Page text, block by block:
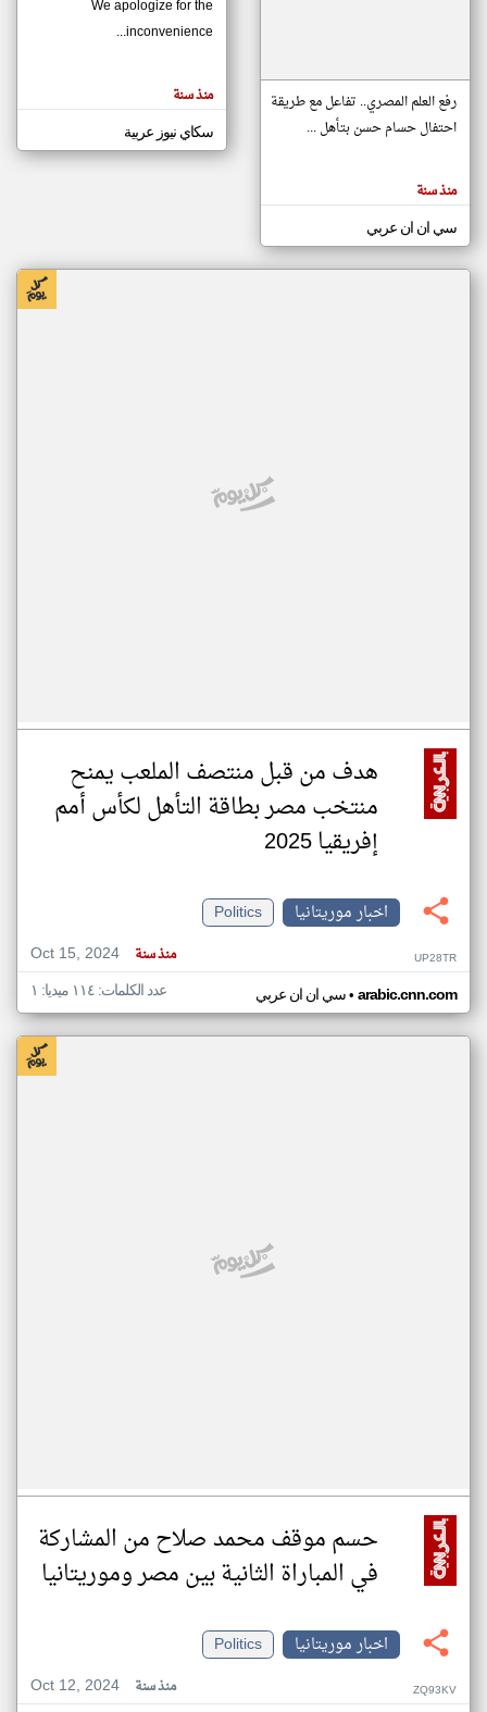
مصادر الأخبار من موريتانيا
اخبار موريتانيا على مدار الساعة
أهم اخبار موريتانيا العاجلة والمباشرة
المقالات
الموجوده
هنا عن
رفع العلم المصري.. تفاعل مع طريقة
احتفال حسام حسن بتأهل ...
منذ سنة
سي ان ان عربي
We apologize for the
inconvenience...
منذ سنة
سكاي نيوز عربية
هدف من قبل منتصف الملعب يمنح
منتخب مصر بطاقة التأهل لكأس أمم
إفريقيا 2025
اخبار موريتانيا
Politics
Oct 15, 2024
منذ سنة UP28TR
سي ان ان عربي• arabic.cnn.com عدد الكلمات: ١١٤ ميديا: ١
حسم موقف محمد صلاح من المشاركة
في المباراة الثانية بين مصر وموريتانيا
اخبار موريتانيا
Politics
Oct 12, 2024
منذ سنة ZQ93KV
klyoum.com